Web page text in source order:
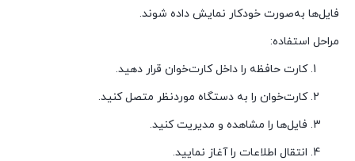
فایل‌ها به‌صورت خودکار نمایش داده شوند.
مراحل استفاده:
کارت حافظه را داخل کارت‌خوان قرار دهید.
کارت‌خوان را به دستگاه موردنظر متصل کنید.
فایل‌ها را مشاهده و مدیریت کنید.
انتقال اطلاعات را آغاز نمایید.